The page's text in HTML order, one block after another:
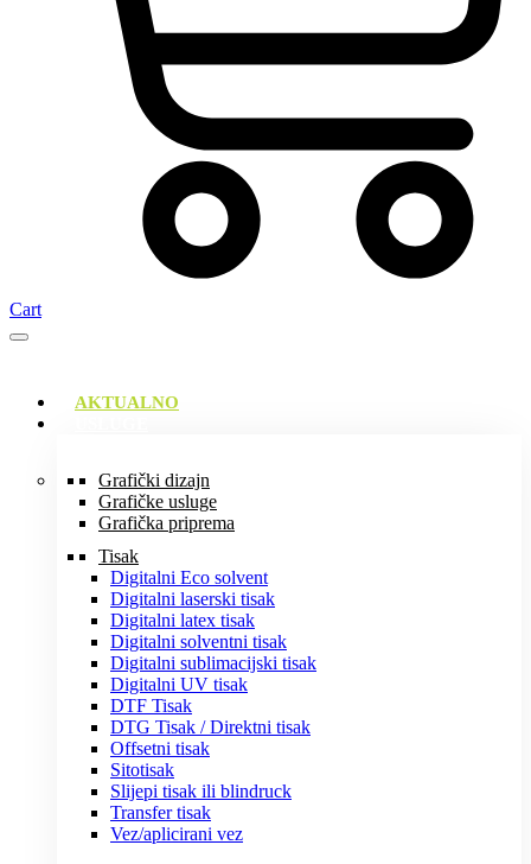
Cart
AKTUALNO
Grafički dizajn
Grafičke usluge
Grafička priprema
Tisak
Digitalni Eco solvent
Digitalni laserski tisak
Digitalni latex tisak
Digitalni solventni tisak
Digitalni sublimacijski tisak
Digitalni UV tisak
DTF Tisak
DTG Tisak / Direktni tisak
Offsetni tisak
Sitotisak
Slijepi tisak ili blindruck
Transfer tisak
Vez/aplicirani vez